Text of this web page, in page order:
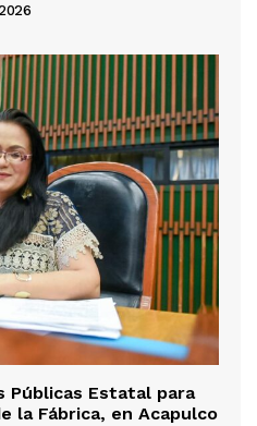
Públicas Estatal para
la Fábrica, en Acapulco